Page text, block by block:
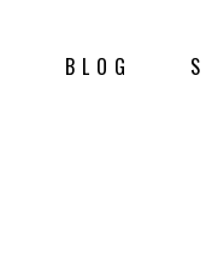
BLOG